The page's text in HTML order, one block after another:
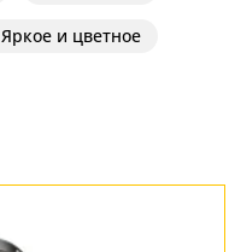
Яркое и цветное